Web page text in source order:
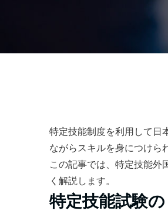
特定技能制度を利用して日
ながらスキルを身につけら
この記事では、特定技能外
く解説します。
特定技能試験